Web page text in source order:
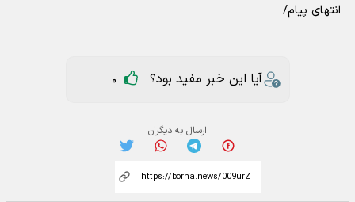
انتهای پیام/
آیا این خبر مفید بود؟ 0
ارسال به دیگران